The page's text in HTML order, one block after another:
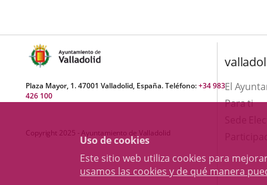
Uso de cookies
Este sitio web utiliza cookies para
usamos las cookies y de qué manera
Plaza Mayor, 1. 47001 Valladolid, España. Teléfono:+34 983
426 100
Copyright 2025 - Ayuntamiento de Valladolid
El
Para ti